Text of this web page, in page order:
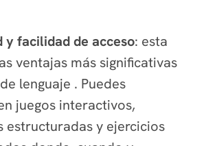
y facilidad de acceso: esta
ventajas más significativas
lenguaje . Puedes
juegos interactivos,
estructuradas y ejercicios